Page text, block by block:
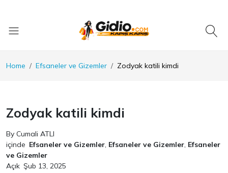
Home Efsaneler ve Gizemler Zodyak katili kimdi
Zodyak katili kimdi
By Cumali ATLI
içinde Efsaneler ve Gizemler, Efsaneler ve Gizemler, Efsaneler
ve Gizemler
Açık Şub 13, 2025